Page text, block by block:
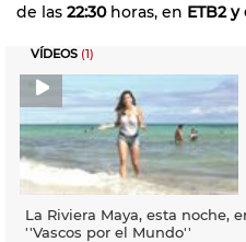
de las 22:30horas, en ETB2
VÍDEOS (1)
La Riviera Maya, esta noche,
''Vascos por el Mundo''